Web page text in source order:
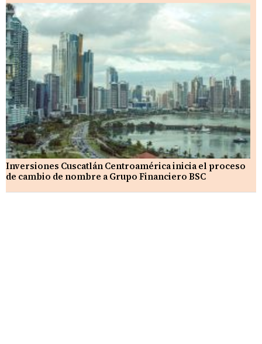
Inversiones Cuscatlán Centroamérica inicia el proceso
de cambio de nombre a Grupo Financiero BSC